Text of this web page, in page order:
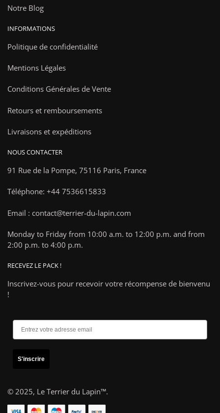
Notre Blog
INFORMATIONS
Politique de confidentialité
Mentions Légales
Conditions Générales de Vente
Retours et remboursements
Livraisons et expéditions
NOUS CONTACTER
91 Rue de la Pompe, 75116 Paris, France
Téléphone: +44 7536615833
Email : contact@terrier-du-lapin.com
Monday to Friday from 10:00 a.m. to 12:00 p.m. and from
2:00 p.m. to 4:00 p.m.
RECEVEZ LE PACK !
Inscrivez-vous pour recevoir votre récompense de bienvenu
!
S'inscrire
© 2025, Le Terrier du Lapin™.